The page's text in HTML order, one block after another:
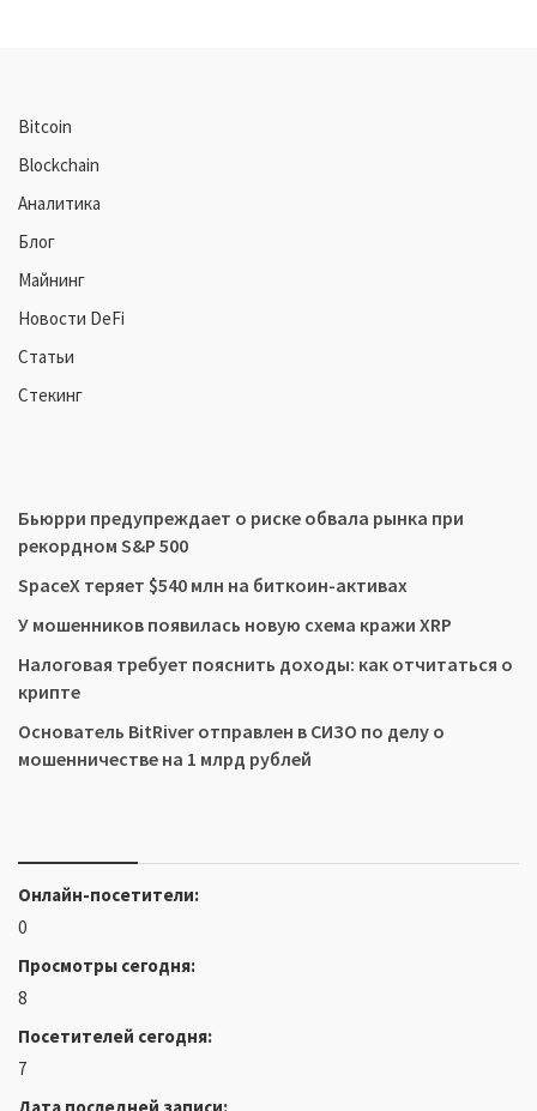
Bitcoin
Blockchain
Аналитика
Блог
Майнинг
Новости DeFi
Статьи
Стекинг
Бьюрри предупреждает о риске обвала рынка при
рекордном S&P 500
SpaceX теряет $540 млн на биткоин-активах
У мошенников появилась новую схема кражи XRP
Налоговая требует пояснить доходы: как отчитаться о
крипте
Основатель BitRiver отправлен в СИЗО по делу о
мошенничестве на 1 млрд рублей
Онлайн-посетители:
0
Просмотры сегодня:
8
Посетителей сегодня:
7